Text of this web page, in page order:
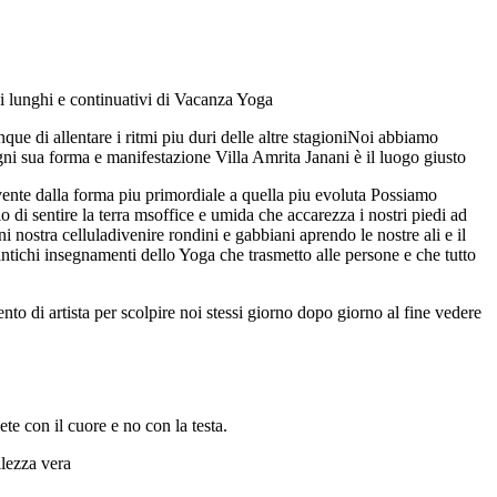
e continuativi di Vacanza Yoga
di allentare i ritmi piu duri delle altre stagioniNoi abbiamo
sua forma e manifestazione Villa Amrita Janani è il luogo giusto
dalla forma piu primordiale a quella piu evoluta Possiamo
sentire la terra msoffice e umida che accarezza i nostri piedi ad
nostra celluladivenire rondini e gabbiani aprendo le nostre ali e il
insegnamenti dello Yoga che trasmetto alle persone e che tutto
di artista per scolpire noi stessi giorno dopo giorno al fine vedere
con il cuore e no con la testa.
vera